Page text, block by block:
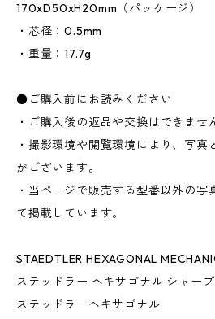
170xD50xH20mm（パッケージ）
・芯径：0.5mm
・重量：17.7g
●ご購入前にお読みください
・ご購入後の返品や交換はできませ
・撮影環境や閲覧環境により、写
がございます。
・当ページで販売する型番以外の写
て掲載しています。
STAEDTLER HEXAGONAL
ステッドラー ヘキサゴナル シャー
ステッドラーヘキサゴナル